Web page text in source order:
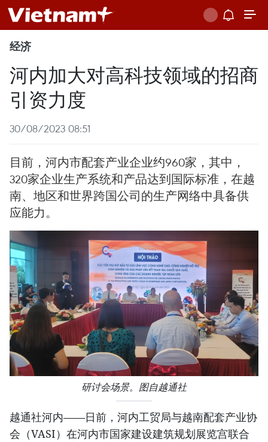
经济
河内加大对高科技领域的招商
引资力度
30/08/2023 08:51
目前，河内市配套产业企业约960家，其中，
320家企业生产系统和产品达到国际标准，在越
南、地区和世界跨国公司的生产网络中具备供
应能力。
研讨会场景。图自越通社
越通社河内——日前，河内工贸局与越南配套产业协
会（VASI）在河内市国家建设建筑规划展览宫联合